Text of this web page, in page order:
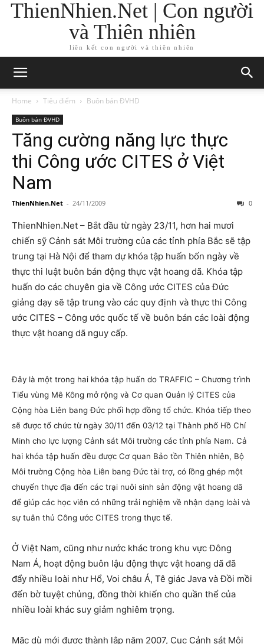
ThienNhien.Net | Con người
và Thiên nhiên
liên kết con người và thiên nhiên
Home Tiêu điểm Buôn bán ĐVHD
Buôn bán ĐVHD
Tăng cường năng lực thực
thi Công ước CITES ở Việt
Nam
ThienNhien.Net - 24/11/2009 0
ThienNhien.Net – Bắt đầu từ ngày 23/11, hơn hai mươi
chiến sỹ Cảnh sát Môi trường của các tỉnh phía Bắc sẽ tập
trung tại Hà Nội để tham dự khóa tập huấn bốn ngày về
thực thi luật buôn bán động thực vật hoang dã. Khóa tập
huấn do các chuyên gia về Công ước CITES của Đức
giảng dạy sẽ tập trung vào các quy định và thực thi Công
ước CITES – Công ước quốc tế về buôn bán các loài động
thực vật hoang dã nguy cấp.
Đây là một trong hai khóa tập huấn do TRAFFIC – Chương trình
Tiểu vùng Mê Kông mở rộng và Cơ quan Quản lý CITES của
Cộng hòa Liên bang Đức phối hợp đồng tổ chức. Khóa tiếp theo
sẽ được tổ chức từ ngày 30/11 đến 03/12 tại Thành phố Hồ Chí
Minh cho lực lượng Cảnh sát Môi trường các tỉnh phía Nam. Cả
hai khóa tập huấn đều được Cơ quan Bảo tồn Thiên nhiên, Bộ
Môi trường Cộng hòa Liên bang Đức tài trợ, có lồng ghép một
chuyến thực địa đến các trại nuôi sinh sản động vật hoang dã
để giúp các học viên có những trải nghiệm về nhận dạng loài và
sự tuân thủ Công ước CITES trong thực tế.
Ở Việt Nam, cũng như nước khác trong khu vực Đông
Nam Á, hoạt động buôn lậu động thực vật hoang dã đã
đẩy nhiều loài như Hổ, Voi châu Á, Tê giác Java và Đồi mồi
đến bờ tuyệt chủng, đồng thời khiến cho quần thể của
nhiều loài khác suy giảm nghiêm trọng.
Mặc dù mới được thành lập năm 2007, Cục Cảnh sát Môi